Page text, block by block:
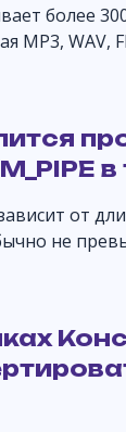
более
MP3, WAV,
в
от
не